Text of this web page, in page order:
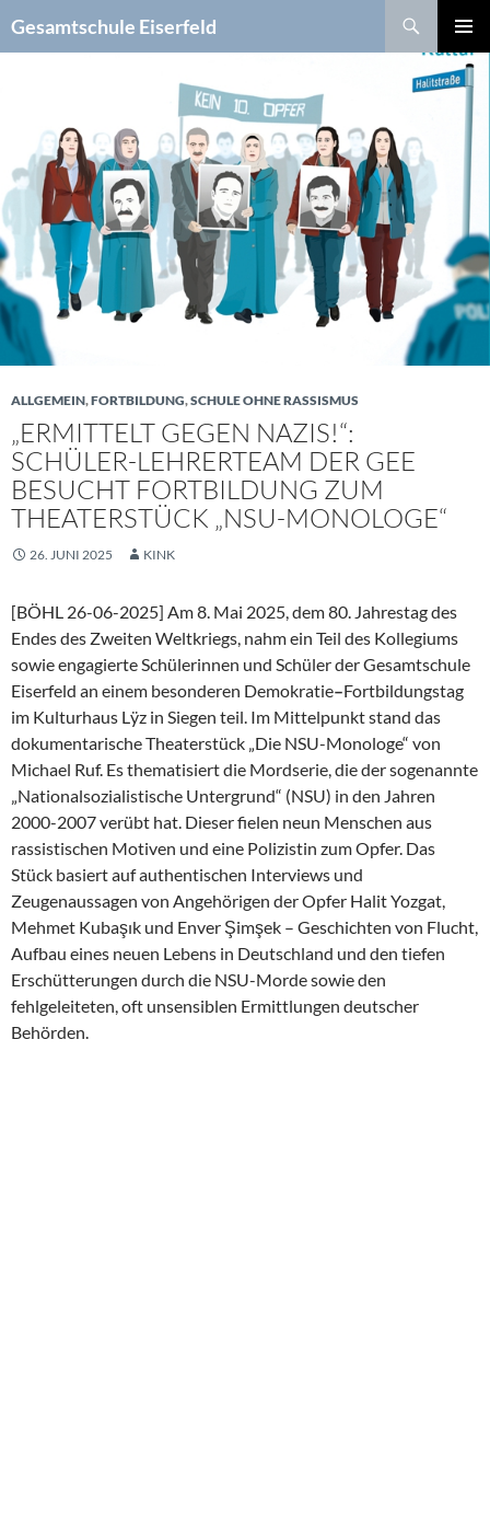
Inhalt
Gesamtschule Eiserfeld
MENÜ
ALLGEMEIN,FORTBILDUNG,SCHULE OHNE RASSISMUS
„ERMITTELT GEGEN NAZIS!“:
SCHÜLER-LEHRERTEAM DER GEE
BESUCHT FORTBILDUNG ZUM
THEATERSTÜCK „NSU-MONOLOGE“
26. JUNI 2025 KINK
[BÖHL 26-06-2025] Am 8. Mai 2025, dem 80. Jahrestag des
Endes des Zweiten Weltkriegs, nahm ein Teil des Kollegiums
sowie engagierte Schülerinnen und Schüler der Gesamtschule
Eiserfeld an einem besonderen Demokratie–Fortbildungstag
im Kulturhaus Lÿz in Siegen teil. Im Mittelpunkt stand das
dokumentarische Theaterstück „Die NSU-Monologe“ von
Michael Ruf. Es thematisiert die Mordserie, die der sogenannte
„Nationalsozialistische Untergrund“ (NSU) in den Jahren
2000-2007 verübt hat. Dieser fielen neun Menschen aus
rassistischen Motiven und eine Polizistin zum Opfer. Das
Stück basiert auf authentischen Interviews und
Zeugenaussagen von Angehörigen der Opfer Halit Yozgat,
Mehmet Kubaşık und Enver Şimşek – Geschichten von Flucht,
Aufbau eines neuen Lebens in Deutschland und den tiefen
Erschütterungen durch die NSU-Morde sowie den
fehlgeleiteten, oft unsensiblen Ermittlungen deutscher
Behörden.